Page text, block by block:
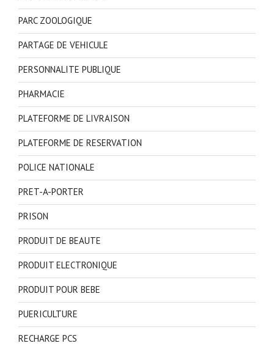
PARC ZOOLOGIQUE
PARTAGE DE VEHICULE
PERSONNALITE PUBLIQUE
PHARMACIE
PLATEFORME DE LIVRAISON
PLATEFORME DE RESERVATION
POLICE NATIONALE
PRET-A-PORTER
PRISON
PRODUIT DE BEAUTE
PRODUIT ELECTRONIQUE
PRODUIT POUR BEBE
PUERICULTURE
RECHARGE PCS